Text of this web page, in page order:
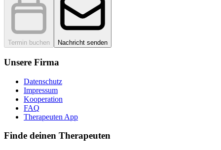
Termin buchen Nachricht senden
Unsere Firma
Datenschutz
Impressum
Kooperation
FAQ
Therapeuten App
Finde deinen Therapeuten